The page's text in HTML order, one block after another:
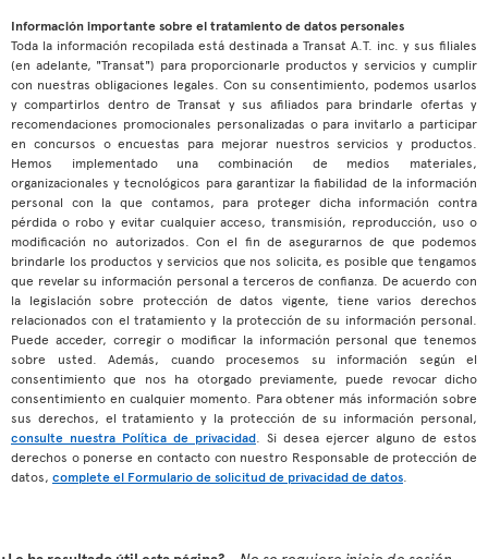
Información importante sobre el tratamiento de datos personales
Toda la información recopilada está destinada a Transat A.T. inc. y sus filiales
(en adelante, "Transat") para proporcionarle productos y servicios y cumplir
con nuestras obligaciones legales. Con su consentimiento, podemos usarlos
y compartirlos dentro de Transat y sus afiliados para brindarle ofertas y
recomendaciones promocionales personalizadas o para invitarlo a participar
en concursos o encuestas para mejorar nuestros servicios y productos.
Hemos implementado una combinación de medios materiales,
organizacionales y tecnológicos para garantizar la fiabilidad de la información
personal con la que contamos, para proteger dicha información contra
pérdida o robo y evitar cualquier acceso, transmisión, reproducción, uso o
modificación no autorizados. Con el fin de asegurarnos de que podemos
brindarle los productos y servicios que nos solicita, es posible que tengamos
que revelar su información personal a terceros de confianza. De acuerdo con
la legislación sobre protección de datos vigente, tiene varios derechos
relacionados con el tratamiento y la protección de su información personal.
Puede acceder, corregir o modificar la información personal que tenemos
sobre usted. Además, cuando procesemos su información según el
consentimiento que nos ha otorgado previamente, puede revocar dicho
consentimiento en cualquier momento. Para obtener más información sobre
sus derechos, el tratamiento y la protección de su información personal,
consulte nuestra Política de privacidad . Si desea ejercer alguno de estos
derechos o ponerse en contacto con nuestro Responsable de protección de
datos, complete el Formulario de solicitud de privacidad de datos